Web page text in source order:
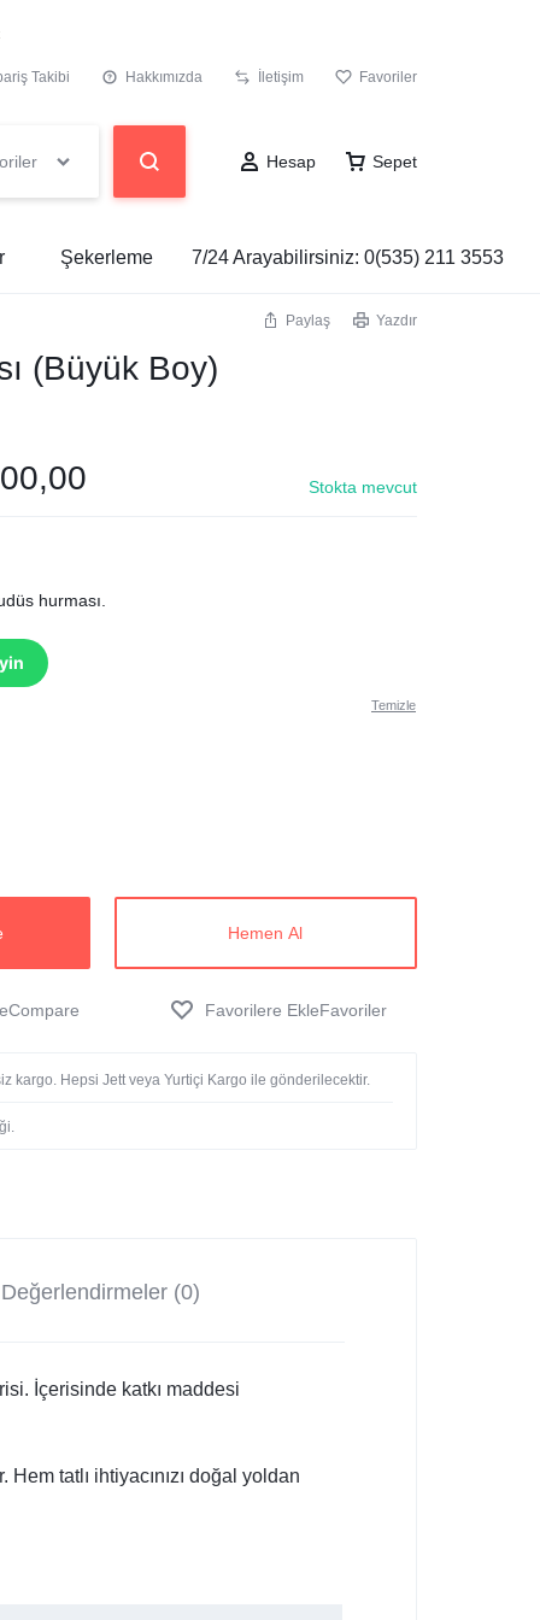
Takibi Hakkımızda İletişim Favoriler
Hesap Sepet
Şekerleme 7/24 Arayabilirsiniz: 0(535) 211 3553
Paylaş Yazdır
(Büyük Boy)
Stokta mevcut
hurması.
Temizle
Hemen Al
Compare Favoriler
kargo. Hepsi Jett veya Yurtiçi Kargo ile gönderilecektir.
Değerlendirmeler (0)
İçerisinde katkı maddesi
Hem tatlı ihtiyacınızı doğal yoldan